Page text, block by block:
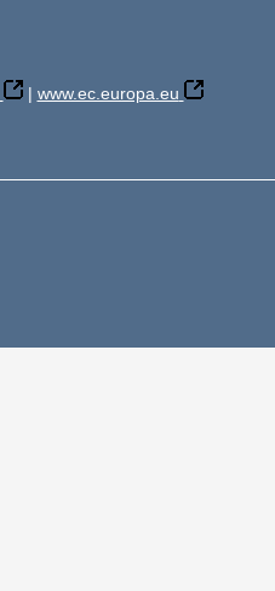
| www.ec.europa.eu